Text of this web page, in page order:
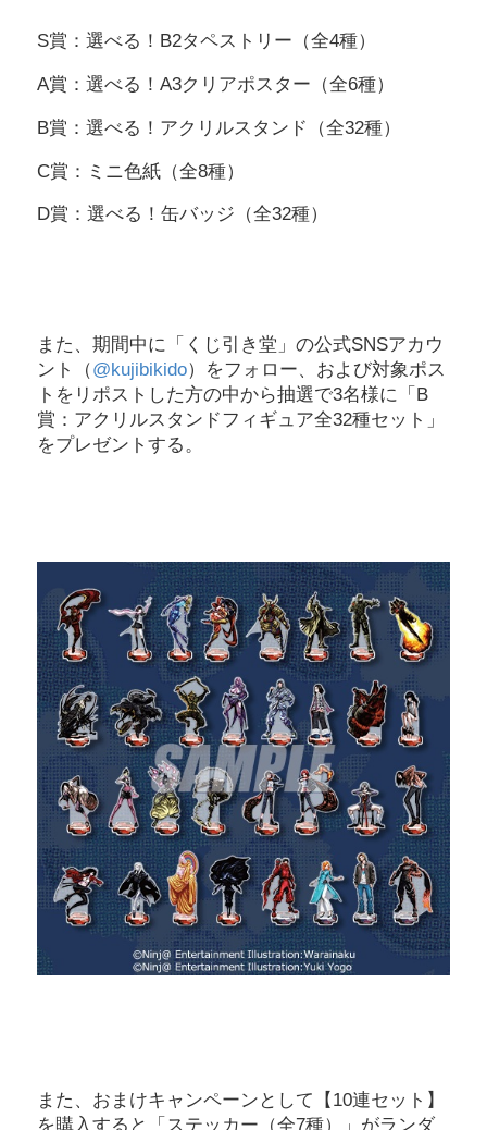
S賞：選べる！B2タペストリー（全4種）
A賞：選べる！A3クリアポスター（全6種）
B賞：選べる！アクリルスタンド（全32種）
C賞：ミニ色紙（全8種）
D賞：選べる！缶バッジ（全32種）
また、期間中に「くじ引き堂」の公式SNSアカウ
ント（@kujibikido）をフォロー、および対象ポス
トをリポストした方の中から抽選で3名様に「B
賞：アクリルスタンドフィギュア全32種セット」
をプレゼントする。
また、おまけキャンペーンとして【10連セット】
を購入すると「ステッカー（全7種）」がランダ